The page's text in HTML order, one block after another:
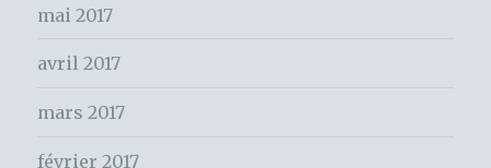
mai 2017
avril 2017
mars 2017
février 2017